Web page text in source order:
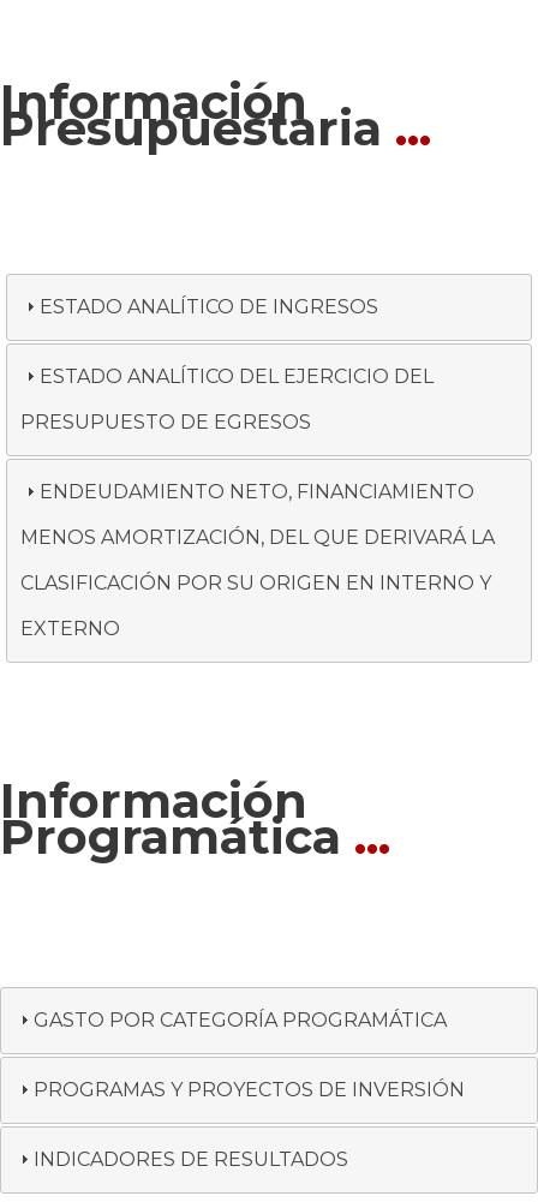
Información
Presupuestaria ...
ESTADO ANALÍTICO DE INGRESOS
ESTADO ANALÍTICO DEL EJERCICIO DEL
PRESUPUESTO DE EGRESOS
ENDEUDAMIENTO NETO, FINANCIAMIENTO
MENOS AMORTIZACIÓN, DEL QUE DERIVARÁ LA
CLASIFICACIÓN POR SU ORIGEN EN INTERNO Y
EXTERNO
Información
Programática ...
GASTO POR CATEGORÍA PROGRAMÁTICA
PROGRAMAS Y PROYECTOS DE INVERSIÓN
INDICADORES DE RESULTADOS